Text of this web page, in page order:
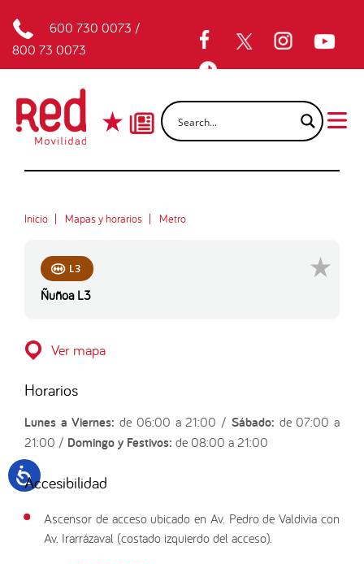
600 730 0073 /
800 73 0073
Inicio Mapas y horarios Metro
L3
Ñuñoa L3
Ver mapa
Horarios
Lunes a Viernes: de 06:00 a 21:00 / Sábado: de 07:00 a
21:00 / Domingo y Festivos: de 08:00 a 21:00
Accesibilidad
Ascensor de acceso ubicado en Av. Pedro de Valdivia con
Av. Irarrázaval (costado izquierdo del acceso).